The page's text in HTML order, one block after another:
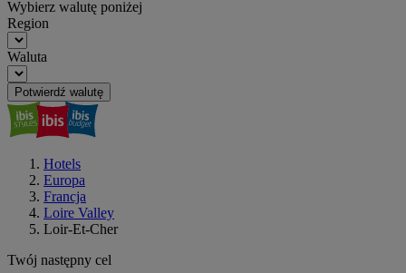
Wybierz walutę poniżej
Region
Waluta
Potwierdź walutę
Hotels
Europa
Francja
Loire Valley
Loir-Et-Cher
Twój następny cel